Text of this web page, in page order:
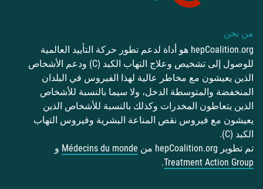
من نحن
hepCoalition.org هو أداة لدعم تطور حركة التأييد العالمية
للوصول إلى تشخيص وعلاج التهاب الكبد (C) ودعم الأشخاص
الذين يعيشون مع مخاطر عالية لهذا الفيروس في البلدان
المنخفضة والمتوسطة الدخل، ولا سيما بالنسبة للأشخاص
الذين يتعاطون المخدرات وكذلك بالنسبة للأشخاص الذين
يعيشون مع فيروس نقص المناعة البشرية وفيروس التهاب
الكبد (C).
تم تطوير hepCoalition.org من
Médecins du monde و
Treatment Action Group
.